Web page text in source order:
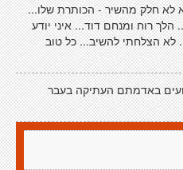
לא חלק מהשיר - הכותרת שלו...
רוח ומנחם דוד... איני יודע
לא הצלחתי להשיב... כל טוב
באדמתם העתיקה בעבר